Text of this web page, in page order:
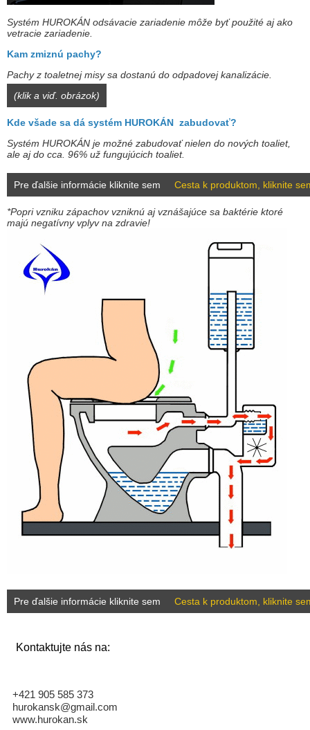
Kontaktujte nás na:
+421 905 585 373
hurokansk@gmail.com
www.hurokan.sk
Systém HUROKÁN odsávacie zariadenie môže byť použité aj ako
vetracie zariadenie.
Kam zmiznú pachy?
Pachy z toaletnej misy sa dostanú do odpadovej kanalizácie.
(klik a viď. obrázok)
Kde všade sa dá systém HUROKÁN zabudovať?
Systém HUROKÁN je možné zabudovať nielen do nových toaliet,
ale aj do cca. 96% už fungujúcich toaliet.
Pre ďalšie informácie kliknite sem Cesta k produktom, kliknite
*Popri vzniku zápachov vzniknú aj vznášajúce sa baktérie ktoré
majú negatívny vplyv na zdravie!
Pre ďalšie informácie kliknite sem Cesta k produktom, kliknite